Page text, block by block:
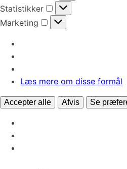
Statistikker
Statistikker
Marketing
Marketing
Læs mere om disse formål
Accepter alle Afvis Se